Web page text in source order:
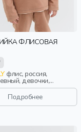
ФЛИСОВАЯ
флис, россия,
девочки,
дети
Подробнее